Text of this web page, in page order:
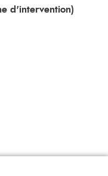
d'intervention)